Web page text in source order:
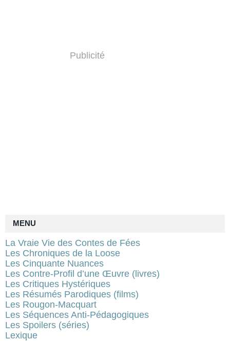
Publicité
MENU
La Vraie Vie des Contes de Fées
Les Chroniques de la Loose
Les Cinquante Nuances
Les Contre-Profil d’une Œuvre (livres)
Les Critiques Hystériques
Les Résumés Parodiques (films)
Les Rougon-Macquart
Les Séquences Anti-Pédagogiques
Les Spoilers (séries)
Lexique